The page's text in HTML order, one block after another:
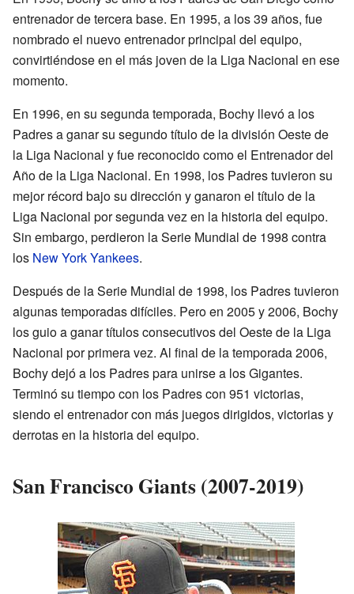
entrenador de tercera base. En 1995, a los 39 años, fue
nombrado el nuevo entrenador principal del equipo,
convirtiéndose en el más joven de la Liga Nacional en ese
momento.
En 1996, en su segunda temporada, Bochy llevó a los
Padres a ganar su segundo título de la división Oeste de
la Liga Nacional y fue reconocido como el Entrenador del
Año de la Liga Nacional. En 1998, los Padres tuvieron su
mejor récord bajo su dirección y ganaron el título de la
Liga Nacional por segunda vez en la historia del equipo.
Sin embargo, perdieron la Serie Mundial de 1998 contra
los New York Yankees.
Después de la Serie Mundial de 1998, los Padres tuvieron
algunas temporadas difíciles. Pero en 2005 y 2006, Bochy
los guio a ganar títulos consecutivos del Oeste de la Liga
Nacional por primera vez. Al final de la temporada 2006,
Bochy dejó a los Padres para unirse a los Gigantes.
Terminó su tiempo con los Padres con 951 victorias,
siendo el entrenador con más juegos dirigidos, victorias y
derrotas en la historia del equipo.
San Francisco Giants (2007-2019)